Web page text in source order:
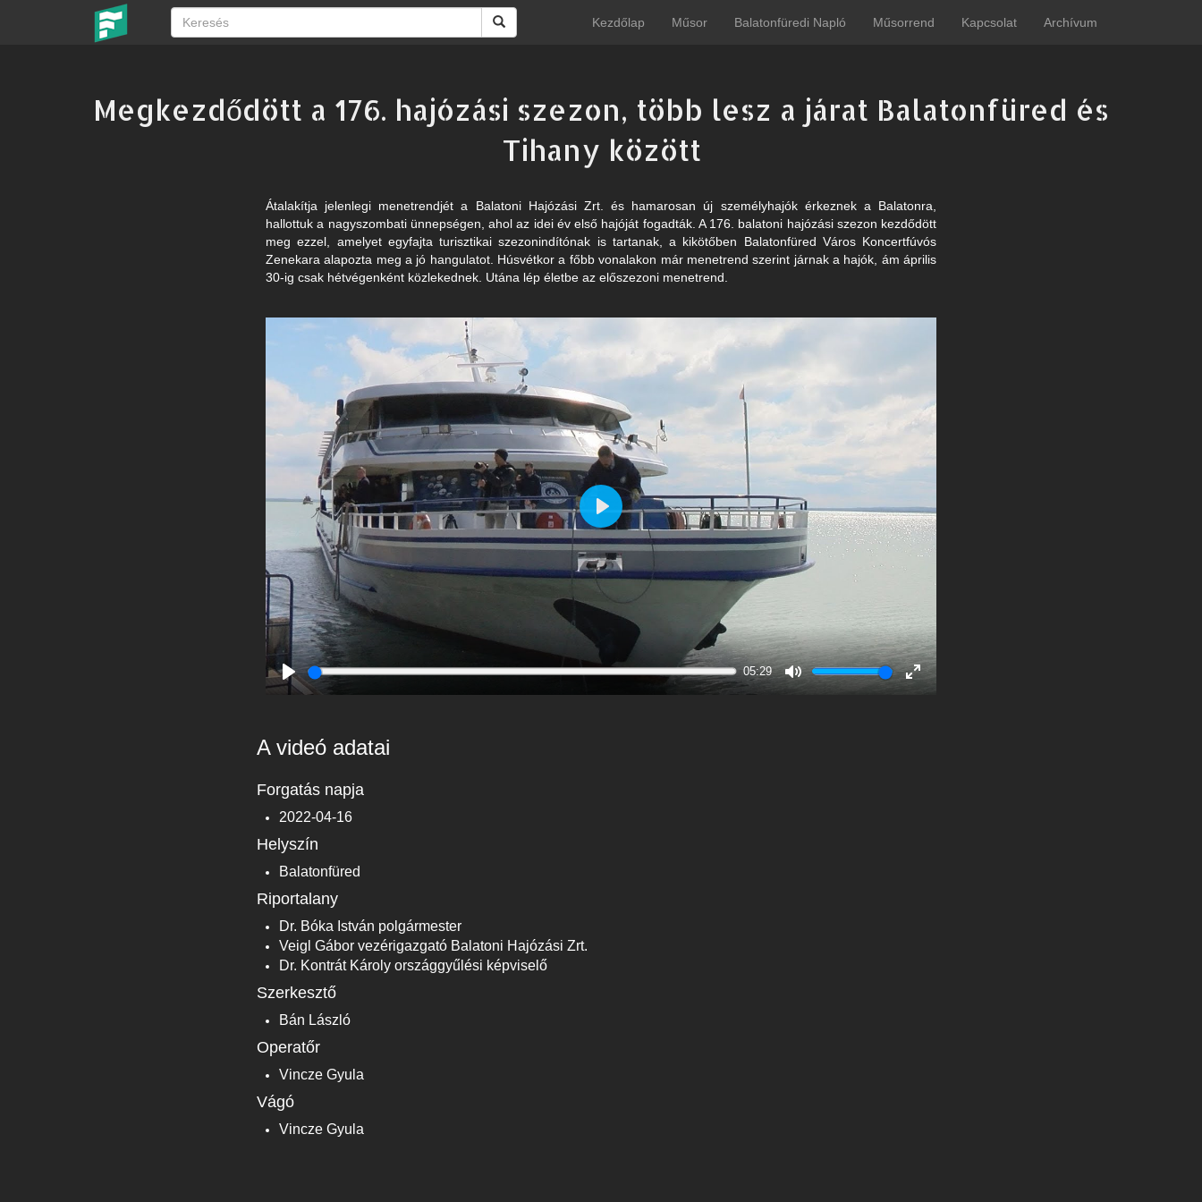
Kezdőlap Műsor Balatonfüredi Napló Műsorrend Kapcsolat Archívum
Megkezdődött a 176. hajózási szezon, több lesz a járat Balatonfüred és
Tihany között
Átalakítja jelenlegi menetrendjét a Balatoni Hajózási Zrt. és hamarosan új személyhajók érkeznek a Balatonra,
hallottuk a nagyszombati ünnepségen, ahol az idei év első hajóját fogadták. A 176. balatoni hajózási szezon kezdődött
meg ezzel, amelyet egyfajta turisztikai szezonindítónak is tartanak, a kikötőben Balatonfüred Város Koncertfúvós
Zenekara alapozta meg a jó hangulatot. Húsvétkor a főbb vonalakon már menetrend szerint járnak a hajók, ám április
30-ig csak hétvégenként közlekednek. Utána lép életbe az előszezoni menetrend.
Play
05:29
Mute
Play
A videó adatai
Forgatás napja
2022-04-16
Helyszín
Balatonfüred
Riportalany
Dr. Bóka István polgármester
Veigl Gábor vezérigazgató Balatoni Hajózási Zrt.
Dr. Kontrát Károly országgyűlési képviselő
Szerkesztő
Bán László
Operatőr
Vincze Gyula
Vágó
Vincze Gyula